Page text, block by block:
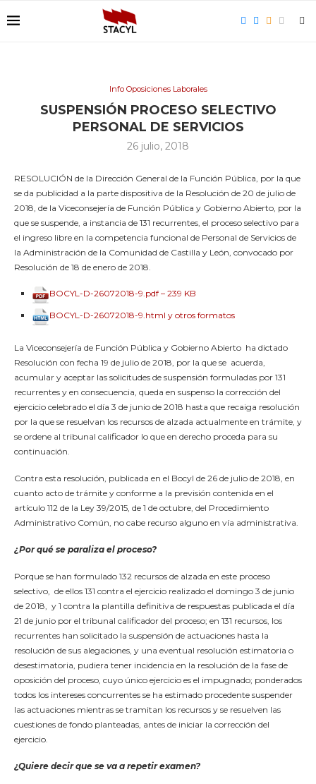
Info Oposiciones Laborales
SUSPENSIÓN PROCESO SELECTIVO
PERSONAL DE SERVICIOS
26 julio, 2018
RESOLUCIÓN de la Dirección General de la Función Pública, por la que
se da publicidad a la parte dispositiva de la Resolución de 20 de julio de
2018, de la Viceconsejería de Función Pública y Gobierno Abierto, por la
que se suspende, a instancia de 131 recurrentes, el proceso selectivo para
el ingreso libre en la competencia funcional de Personal de Servicios de
la Administración de la Comunidad de Castilla y León, convocado por
Resolución de 18 de enero de 2018.
BOCYL-D-26072018-9.pdf – 239 KB
BOCYL-D-26072018-9.html y otros formatos
La Viceconsejería de Función Pública y Gobierno Abierto ha dictado
Resolución con fecha 19 de julio de 2018, por la que se acuerda,
acumular y aceptar las solicitudes de suspensión formuladas por 131
recurrentes y en consecuencia, queda en suspenso la corrección del
ejercicio celebrado el día 3 de junio de 2018 hasta que recaiga resolución
por la que se resuelvan los recursos de alzada actualmente en trámite, y
se ordene al tribunal calificador lo que en derecho proceda para su
continuación.
Contra esta resolución, publicada en el Bocyl de 26 de julio de 2018, en
cuanto acto de trámite y conforme a la previsión contenida en el
artículo 112 de la Ley 39/2015, de 1 de octubre, del Procedimiento
Administrativo Común, no cabe recurso alguno en vía administrativa.
¿Por qué se paraliza el proceso?
Porque se han formulado 132 recursos de alzada en este proceso
selectivo, de ellos 131 contra el ejercicio realizado el domingo 3 de junio
de 2018, y 1 contra la plantilla definitiva de respuestas publicada el día
21 de junio por el tribunal calificador del proceso; en 131 recursos, los
recurrentes han solicitado la suspensión de actuaciones hasta la
resolución de sus alegaciones, y una eventual resolución estimatoria o
desestimatoria, pudiera tener incidencia en la resolución de la fase de
oposición del proceso, cuyo único ejercicio es el impugnado; ponderados
todos los intereses concurrentes se ha estimado procedente suspender
las actuaciones mientras se tramitan los recursos y se resuelven las
cuestiones de fondo planteadas, antes de iniciar la corrección del
ejercicio.
¿Quiere decir que se va a repetir examen?